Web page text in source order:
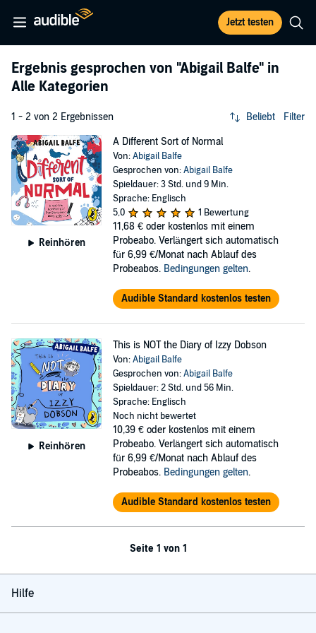
Jetzt testen
Ergebnis gesprochen von "Abigail Balfe" in
Alle Kategorien
1 - 2 von 2 Ergebnissen Beliebt Filter
Reinhören
A Different Sort of Normal
Von:Abigail Balfe
Gesprochen von:Abigail Balfe
Spieldauer: 3 Std. und 9 Min.
Sprache: Englisch
5,0
1 Bewertung
11,68 € oder kostenlos mit einem
Probeabo. Verlängert sich automatisch
für 6,99 €/Monat nach Ablauf des
Probeabos. Bedingungen gelten.
Audible Standard kostenlos testen
Reinhören
This is NOT the Diary of Izzy Dobson
Von:Abigail Balfe
Gesprochen von:Abigail Balfe
Spieldauer: 2 Std. und 56 Min.
Sprache: Englisch
Noch nicht bewertet
10,39 € oder kostenlos mit einem
Probeabo. Verlängert sich automatisch
für 6,99 €/Monat nach Ablauf des
Probeabos. Bedingungen gelten.
Audible Standard kostenlos testen
Seite 1 von 1
Hilfe